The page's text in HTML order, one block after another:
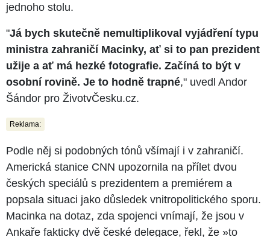
jednoho stolu.
"Já bych skutečně nemultiplikoval vyjádření typu
ministra zahraničí Macinky, ať si to pan prezident
užije a ať má hezké fotografie. Začíná to být v
osobní rovině. Je to hodně trapné," uvedl Andor
Šándor pro ŽivotvČesku.cz.
Reklama:
Podle něj si podobných tónů všímají i v zahraničí.
Americká stanice CNN upozornila na přílet dvou
českých speciálů s prezidentem a premiérem a
popsala situaci jako důsledek vnitropolitického sporu.
Macinka na dotaz, zda spojenci vnímají, že jsou v
Ankaře fakticky dvě české delegace, řekl, že »to